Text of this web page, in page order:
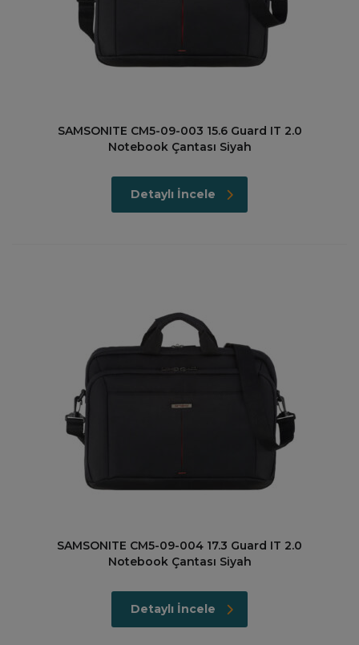
SAMSONITE CM5-09-003 15.6 Guard IT 2.0
Notebook Çantası Siyah
Detaylı İncele
SAMSONITE CM5-09-004 17.3 Guard IT 2.0
Notebook Çantası Siyah
Detaylı İncele